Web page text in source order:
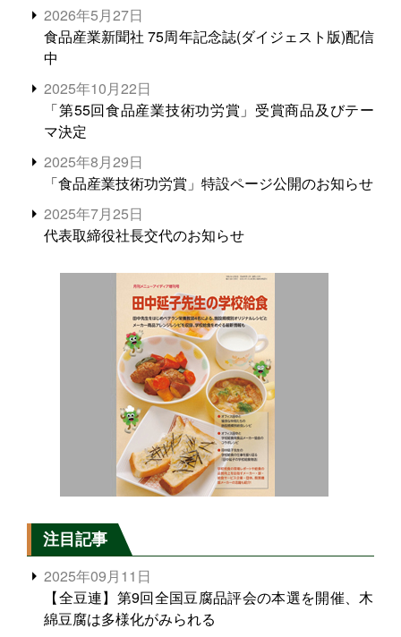
2026年5月27日
食品産業新聞社 75周年記念誌(ダイジェスト版)配信
中
2025年10月22日
「第55回食品産業技術功労賞」受賞商品及びテー
マ決定
2025年8月29日
「食品産業技術功労賞」特設ページ公開のお知らせ
2025年7月25日
代表取締役社長交代のお知らせ
注目記事
2025年09月11日
【全豆連】第9回全国豆腐品評会の本選を開催、木
綿豆腐は多様化がみられる